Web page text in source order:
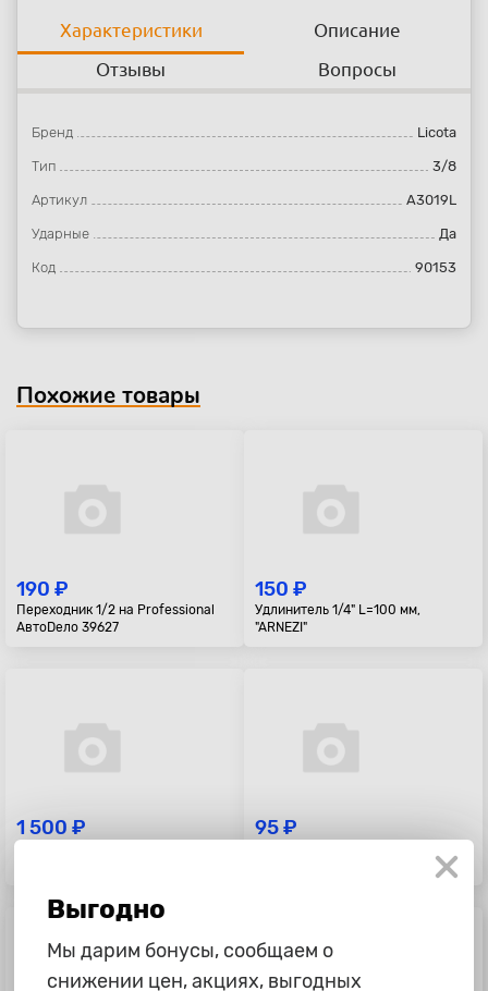
Характеристики
Описание
Отзывы
Вопросы
Бренд Licota
Тип 3/8
Артикул A3019L
Ударные Да
Код 90153
Похожие товары
190 ₽
Переходник 1/2 на Professional
АвтоDело 39627
150 ₽
Удлинитель 1/4" L=100 мм,
"ARNEZI"
1 500 ₽ 95 ₽
Выгодно
Мы дарим бонусы, сообщаем о
снижении цен, акциях, выгодных